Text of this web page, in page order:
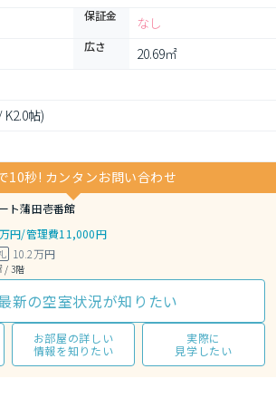
保証金 なし
広さ 20.69㎡
K2.0帖)
10秒! カンタンお問い合わせ
ト蒲田壱番館
万円/管理費11,000円
10.2万円
/ 3階
新の空室状況が知りたい
お部屋の詳しい
情報を知りたい
実際に
見学したい